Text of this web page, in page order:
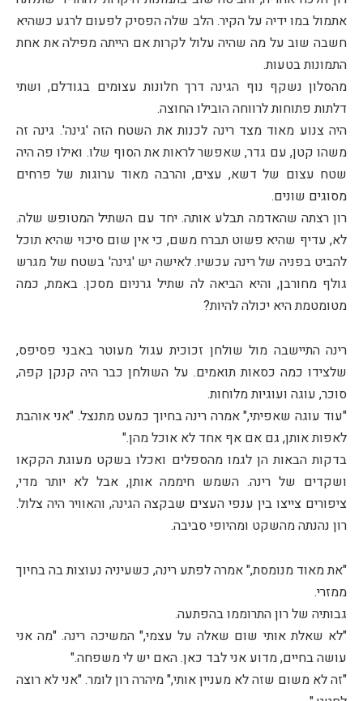
אתמול במו ידיה על הקיר. הלב שלה הפסיק לפעום לרגע כשהיא
חשבה שוב על מה שהיה עלול לקרות אם הייתה מפילה את אחת
התמונות בטעות.
מהסלון נשקף נוף הגינה דרך חלונות עצומים בגודלם, ושתי
דלתות פתוחות לרווחה הובילו החוצה.
היה צנוע מאוד מצד רינה לכנות את השטח הזה 'גינה'. גינה זה
משהו קטן, עם גדר, שאפשר לראות את הסוף שלו. ואילו פה היה
שטח עצום של דשא, עצים, והרבה מאוד ערוגות של פרחים
מסוגים שונים.
רון רצתה שהאדמה תבלע אותה. יחד עם השתיל המטופש שלה.
לא, עדיף שהיא פשוט תברח משם, כי אין שום סיכוי שהיא תוכל
להביט בפניה של רינה עכשיו. לאישה יש 'גינה' בשטח של מגרש
גולף מחורבן, והיא הביאה לה שתיל גרניום מסכן. באמת, כמה
מטומטמת היא יכולה להיות?
רינה התיישבה מול שולחן זכוכית עגול מעוטר באבני פסיפס,
שלצידו כמה כסאות תואמים. על השולחן כבר היה קנקן קפה,
סוכר, עוגה ועוגיות מלוחות.
"עוד עוגה שאפיתי," אמרה רינה בחיוך כמעט מתנצל. "אני אוהבת
לאפות אותן, גם אם אף אחד לא אוכל מהן."
בדקות הבאות הן לגמו מהספלים ואכלו בשקט מעוגת הקקאו
ושקדים של רינה. השמש חיממה אותן, אבל לא יותר מדי,
ציפורים צייצו בין ענפי העצים שבקצה הגינה, והאוויר היה צלול.
רון נהנתה מהשקט ומהיופי סביבה.
"את מאוד מנומסת," אמרה לפתע רינה, כשעיניה נעוצות בה בחיוך
ממזרי.
גבותיה של רון התרוממו בהפתעה.
"לא שאלת אותי שום שאלה על עצמי," המשיכה רינה. "מה אני
עושה בחיים, מדוע אני לבד כאן. האם יש לי משפחה."
"זה לא משום שזה לא מעניין אותי," מיהרה רון לומר. "אני לא רוצה